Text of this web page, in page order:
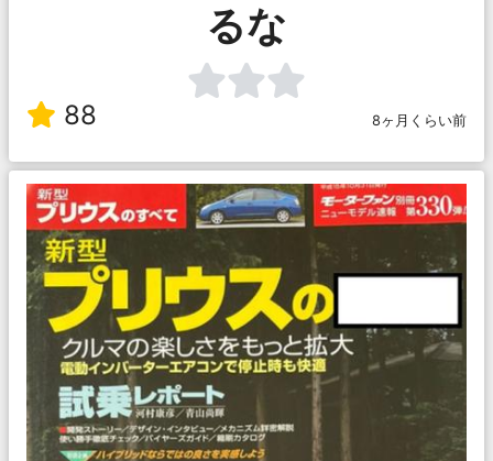
るな
88 8ヶ月くらい前